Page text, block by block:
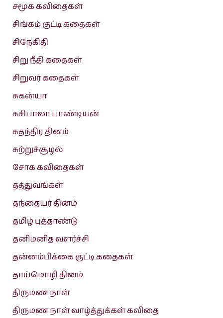
சமூக கவிதைகள்
சிங்கம் குட்டி கதைகள்
சிநேகிதி
சிறு நீதி கதைகள்
சிறுவர் கதைகள்
சுகன்யா
சுசிபாலா பாண்டியன்
சுதந்திர தினம்
சுற்றுச்சூழல்
சோக கவிதைகள்
தத்துவங்கள்
தந்தையர் தினம்
தமிழ் புத்தாண்டு
தனிமனித வளர்ச்சி
தன்னம்பிக்கை குட்டி கதைகள்
தாய்மொழி தினம்
திருமண நாள்
திருமண நாள் வாழ்த்துக்கள் கவிதை